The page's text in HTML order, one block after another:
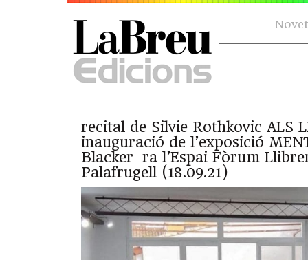
recital de Silvie Rothkovic ALS
inauguració de l’exposició
Blacker ra l’Espai Fòrum
Palafrugell (18.09.21)